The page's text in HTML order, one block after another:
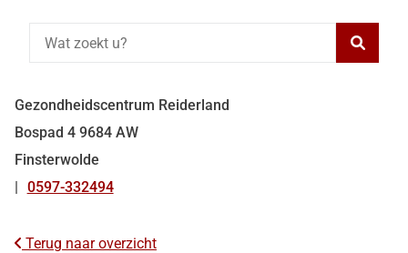
Gezondheidscentrum Reiderland
Bospad 4 9684 AW
Finsterwolde
Tel:
0597-332494
Terug naar overzicht